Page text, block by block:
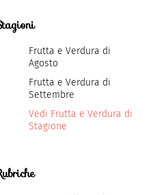
Frutta e Verdura di
Agosto
Frutta e Verdura di
Settembre
Vedi Frutta e Verdura di
Stagione